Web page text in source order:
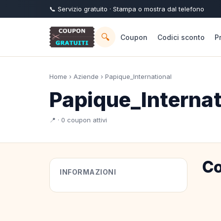
📞 Servizio gratuito · Stampa o mostra dal telefono
🔍 Coupon Codici sconto
Home › Aziende › Papique_International
📍 · 0 coupon attivi
INFORMAZIONI